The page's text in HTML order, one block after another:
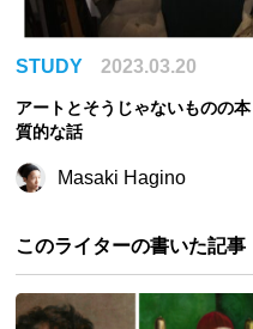
STUDY 2023.03.20
アートとそうじゃないものの本
質的な話
Masaki Hagino
このライターの書いた記事